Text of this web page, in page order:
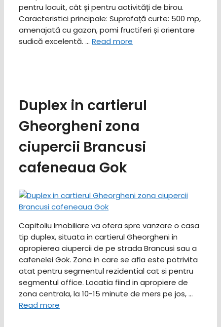
pentru locuit, cât și pentru activități de birou. ​
Caracteristici principale: ​Suprafață curte: 500 mp,
amenajată cu gazon, pomi fructiferi și orientare
sudică excelentă. … Read more
Duplex in cartierul
Gheorgheni zona
ciupercii Brancusi
cafeneaua Gok
Capitoliu Imobiliare va ofera spre vanzare o casa
tip duplex, situata in cartierul Gheorgheni in
apropierea ciupercii de pe strada Brancusi sau a
cafenelei Gok. Zona in care se afla este potrivita
atat pentru segmentul rezidential cat si pentru
segmentul office. Locatia fiind in apropiere de
zona centrala, la 10-15 minute de mers pe jos, …
Read more